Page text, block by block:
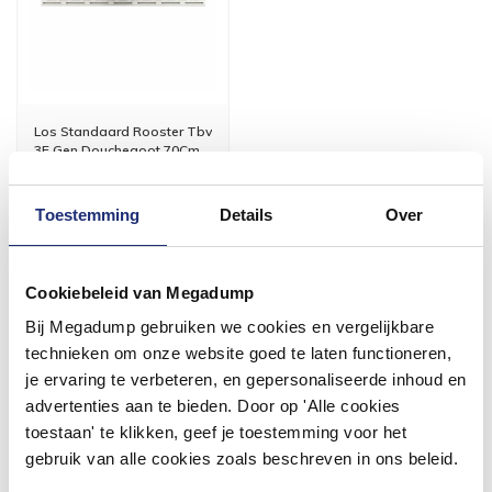
Toestemming Details Over
Cookiebeleid van Megadump
Bij Megadump gebruiken we cookies en vergelijkbare
technieken om onze website goed te laten functioneren,
je ervaring te verbeteren, en gepersonaliseerde inhoud en
advertenties aan te bieden. Door op 'Alle cookies
toestaan' te klikken, geef je toestemming voor het
gebruik van alle cookies zoals beschreven in ons beleid.
Los Standaard Rooster Tbv
3E Gen Douchegoot 70Cm
Voor 14:00 besteld,
volgende (werk)dag in huis
Meer info
#mijndroombadkamer